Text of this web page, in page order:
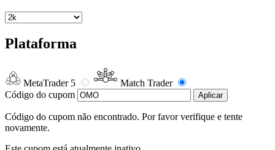
Plataforma
MetaTrader 5
Match Trader
Código do cupom
Aplicar
Código do cupom não encontrado. Por favor verifique e tente
novamente.